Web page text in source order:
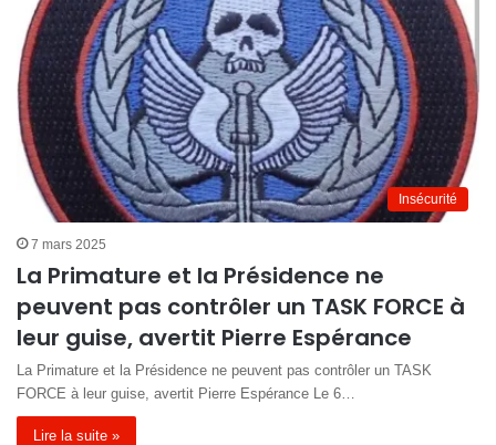
Insécurité
7 mars 2025
La Primature et la Présidence ne
peuvent pas contrôler un TASK FORCE à
leur guise, avertit Pierre Espérance
La Primature et la Présidence ne peuvent pas contrôler un TASK
FORCE à leur guise, avertit Pierre Espérance Le 6…
Lire la suite »